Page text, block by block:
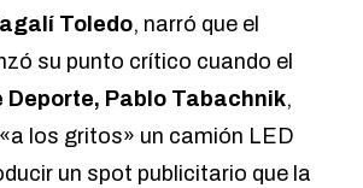
Toledo, narró que el
su punto crítico cuando el
Deporte, Pablo Tabachnik,
los gritos» un camión LED
un spot publicitario que la